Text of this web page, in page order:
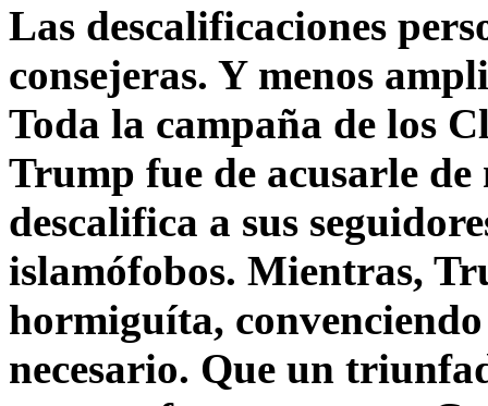
Las descalificaciones
consejeras. Y menos
Toda la campaña de los
Trump fue de acusarle
descalifica a sus
islamófobos. Mientras,
hormiguíta,
necesario. Que un